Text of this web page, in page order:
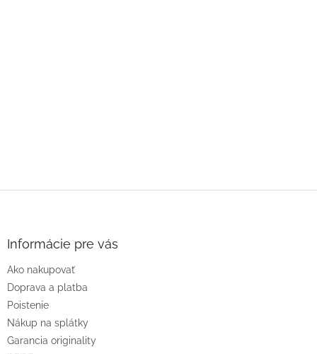
Informácie pre vás
Ako nakupovať
Doprava a platba
Poistenie
Nákup na splátky
Garancia originality